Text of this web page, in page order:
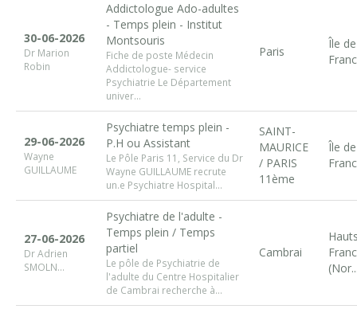
30-06-2026
Dr Marion
Robin
Addictologue Ado-adultes
- Temps plein - Institut
Montsouris
Fiche de poste Médecin
Addictologue- service
Psychiatrie Le Département
univer...
Paris
Île de
29-06-2026
Wayne
GUILLAUME
Psychiatre temps plein -
P.H ou Assistant
Le Pôle Paris 11, Service du Dr
Wayne GUILLAUME recrute
un.e Psychiatre Hospital...
SAINT-
MAURICE
/ PARIS
11ème
Île de
27-06-2026
Dr Adrien
SMOLN...
Psychiatre de l'adulte -
Temps plein / Temps
partiel
Le pôle de Psychiatrie de
l'adulte du Centre Hospitalier
de Cambrai recherche à...
Cambrai